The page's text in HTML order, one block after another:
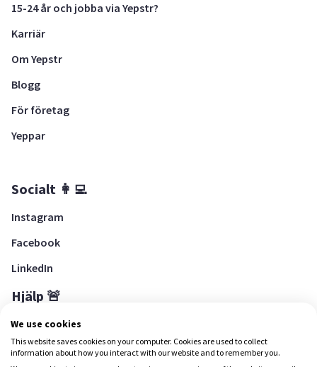
15-24 år och jobba via Yepstr?
Karriär
Om Yepstr
Blogg
För företag
Yeppar
Socialt 👩‍💻
Instagram
Facebook
LinkedIn
Hjälp 🚨
Hjälpcenter
We use cookies
This website saves cookies on your computer. Cookies are used to collect
information about how you interact with our website and to remember you.